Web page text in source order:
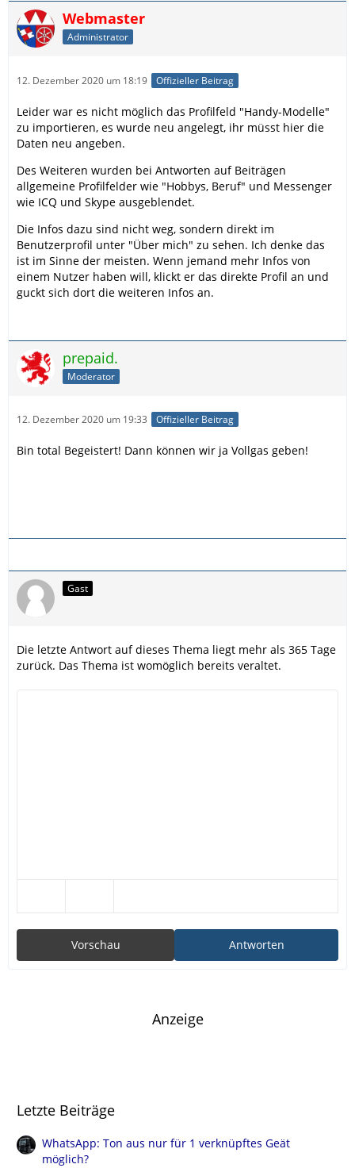
Webmaster
Administrator
12. Dezember 2020 um 18:19 Offizieller Beitrag
Leider war es nicht möglich das Profilfeld "Handy-Modelle"
zu importieren, es wurde neu angelegt, ihr müsst hier die
Daten neu angeben.
Des Weiteren wurden bei Antworten auf Beiträgen
allgemeine Profilfelder wie "Hobbys, Beruf" und Messenger
wie ICQ und Skype ausgeblendet.
Die Infos dazu sind nicht weg, sondern direkt im
Benutzerprofil unter "Über mich" zu sehen. Ich denke das
ist im Sinne der meisten. Wenn jemand mehr Infos von
einem Nutzer haben will, klickt er das direkte Profil an und
guckt sich dort die weiteren Infos an.
prepaid.
Moderator
12. Dezember 2020 um 19:33 Offizieller Beitrag
Bin total Begeistert! Dann können wir ja Vollgas geben!
Gast
Die letzte Antwort auf dieses Thema liegt mehr als 365 Tage
zurück. Das Thema ist womöglich bereits veraltet.
Antworten
Vorschau
Anzeige
Letzte Beiträge
WhatsApp: Ton aus nur für 1 verknüpftes Geät
möglich?